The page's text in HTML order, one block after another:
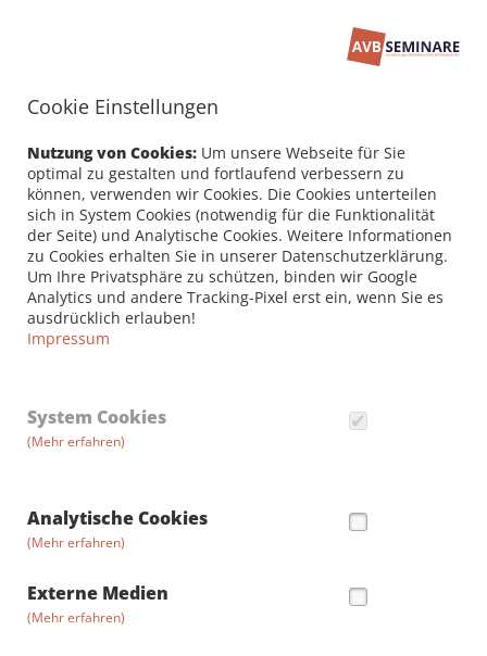
Cookie Einstellungen
Nutzung von Cookies: Um unsere Webseite für Sie
optimal zu gestalten und fortlaufend verbessern zu
können, verwenden wir Cookies. Die Cookies unterteilen
sich in System Cookies (notwendig für die Funktionalität
der Seite) und Analytische Cookies. Weitere Informationen
zu Cookies erhalten Sie in unserer Datenschutzerklärung.
Um Ihre Privatsphäre zu schützen, binden wir Google
Analytics und andere Tracking-Pixel erst ein, wenn Sie es
ausdrücklich erlauben!
Impressum
System Cookies
(Mehr erfahren)
Analytische Cookies
(Mehr erfahren)
Externe Medien
(Mehr erfahren)
Seminarbuchung
PERSÖNLICHE DATEN /
RECHNUNGSANSCHRIFT
Firma
Vorname *